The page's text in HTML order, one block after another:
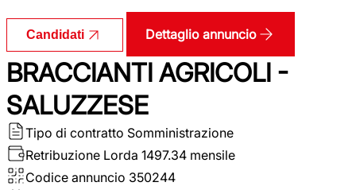
Candidati Dettaglio annuncio
BRACCIANTI AGRICOLI -
SALUZZESE
Tipo di contratto Somministrazione
Retribuzione Lorda 1497.34 mensile
Codice annuncio 350244